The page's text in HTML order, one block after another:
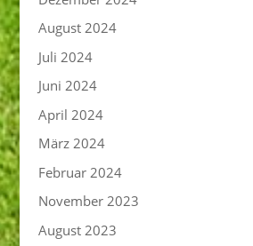
August 2024
Juli 2024
Juni 2024
April 2024
März 2024
Februar 2024
November 2023
August 2023